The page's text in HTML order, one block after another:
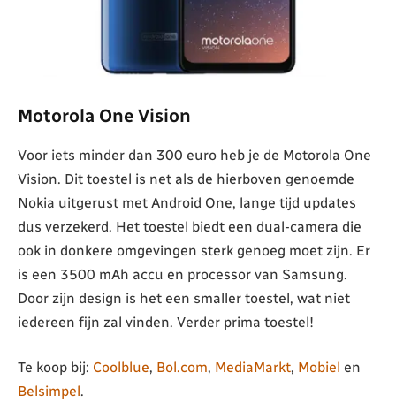
Motorola One Vision
Voor iets minder dan 300 euro heb je de Motorola One
Vision. Dit toestel is net als de hierboven genoemde
Nokia uitgerust met Android One, lange tijd updates
dus verzekerd. Het toestel biedt een dual-camera die
ook in donkere omgevingen sterk genoeg moet zijn. Er
is een 3500 mAh accu en processor van Samsung.
Door zijn design is het een smaller toestel, wat niet
iedereen fijn zal vinden. Verder prima toestel!
Te koop bij: Coolblue, Bol.com, MediaMarkt, Mobiel en
Belsimpel.